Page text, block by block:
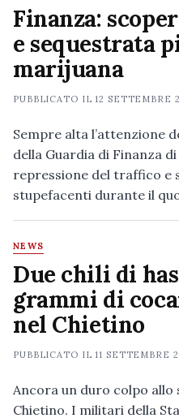
Finanza:
e sequestrata
marijuana
PUBBLICATO IL12 SETTEMBRE
Sempre alta l’attenzione
della Guardia di Finanza
repressione del traffico e
stupefacenti durante il
NEWS
Due chili di
grammi di
nel Chietino
PUBBLICATO IL11 SETTEMBRE
Ancora un duro colpo allo
Chietino. I militari della